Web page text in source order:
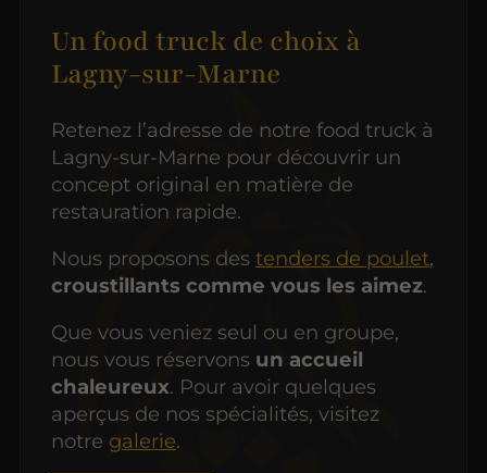
Un food truck de choix à
Lagny-sur-Marne
Retenez l’adresse de notre food truck à
Lagny-sur-Marne pour découvrir un
concept original en matière de
restauration rapide.
Nous proposons des tenders de poulet,
croustillants comme vous les aimez.
Que vous veniez seul ou en groupe,
nous vous réservons un accueil
chaleureux. Pour avoir quelques
aperçus de nos spécialités, visitez
notre galerie.